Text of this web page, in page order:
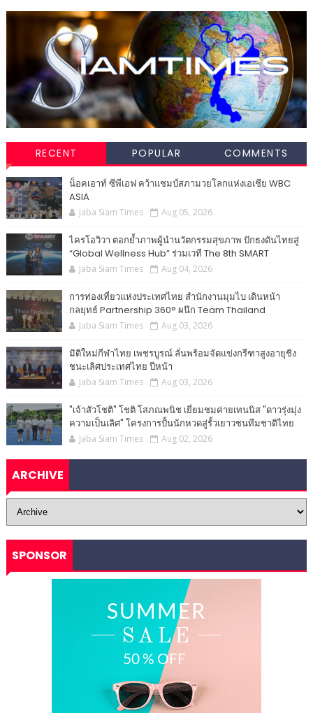
RECENT POPULAR COMMENTS
น็อคเอาท์ ซีพีเอฟ คว้าแชมป์สภามวยโลกแห่งเอเชีย WBC
ASIA
Jaba Siam Times Aug 05, 2026
ไครโอวิวา ตอกย้ำภาพผู้นำนวัตกรรมสุขภาพ ปักธงดันไทยสู่
“Global Wellness Hub” ร่วมเวที The 8th SMART
Jaba Siam Times Aug 04, 2026
การท่องเที่ยวแห่งประเทศไทย สำนักงานมุมไบ เดินหน้า
กลยุทธ์ Partnership 360° ผนึก Team Thailand
Jaba Siam Times Aug 03, 2026
มิติใหม่กีฬาไทย เพชรบูรณ์ ลั่นพร้อมจัดแข่งกรีฑาสูงอายุชิง
ชนะเลิศประเทศไทย ปีหน้า
Jaba Siam Times Aug 03, 2026
"เจ้าสัวโชติ" โชติ โสภณพนิช เยี่ยมชมค่ายเทนนิส "ดาวรุ่งมุ่ง
ความเป็นเลิศ" โครงการปั้นนักหวดสู่รั้วเยาวชนทีมชาติไทย
Jaba Siam Times Aug 02, 2026
ARCHIVE
SPONSOR